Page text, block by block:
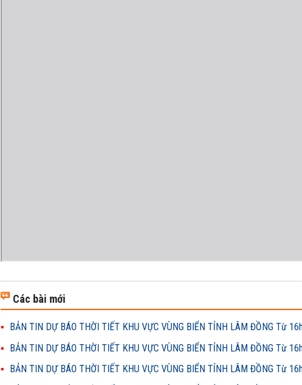
Các bài mới
BẢN TIN DỰ BÁO THỜI TIẾT KHU VỰC VÙNG BIỂN TỈNH LÂM ĐỒNG Từ
BẢN TIN DỰ BÁO THỜI TIẾT KHU VỰC VÙNG BIỂN TỈNH LÂM ĐỒNG Từ
BẢN TIN DỰ BÁO THỜI TIẾT KHU VỰC VÙNG BIỂN TỈNH LÂM ĐỒNG Từ